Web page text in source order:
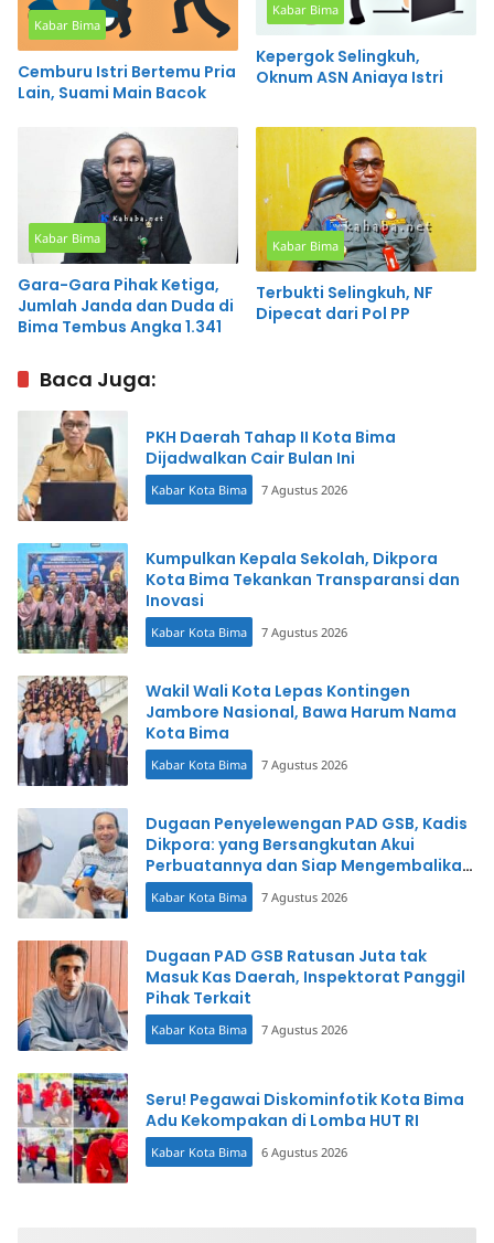
Kabar Bima
Cemburu Istri Bertemu Pria
Lain, Suami Main Bacok
Kabar Bima
Kepergok Selingkuh,
Oknum ASN Aniaya Istri
Kabar Bima
Gara-Gara Pihak Ketiga,
Jumlah Janda dan Duda di
Bima Tembus Angka 1.341
Kabar Bima
Terbukti Selingkuh, NF
Dipecat dari Pol PP
Baca Juga:
PKH Daerah Tahap II Kota Bima
Dijadwalkan Cair Bulan Ini
Kabar Kota Bima 7 Agustus 2026
Kumpulkan Kepala Sekolah, Dikpora
Kota Bima Tekankan Transparansi dan
Inovasi
Kabar Kota Bima 7 Agustus 2026
Wakil Wali Kota Lepas Kontingen
Jambore Nasional, Bawa Harum Nama
Kota Bima
Kabar Kota Bima 7 Agustus 2026
Dugaan Penyelewengan PAD GSB, Kadis
Dikpora: yang Bersangkutan Akui
Perbuatannya dan Siap Mengembalikan
Uang
Kabar Kota Bima 7 Agustus 2026
Dugaan PAD GSB Ratusan Juta tak
Masuk Kas Daerah, Inspektorat Panggil
Pihak Terkait
Kabar Kota Bima 7 Agustus 2026
Seru! Pegawai Diskominfotik Kota Bima
Adu Kekompakan di Lomba HUT RI
Kabar Kota Bima 6 Agustus 2026